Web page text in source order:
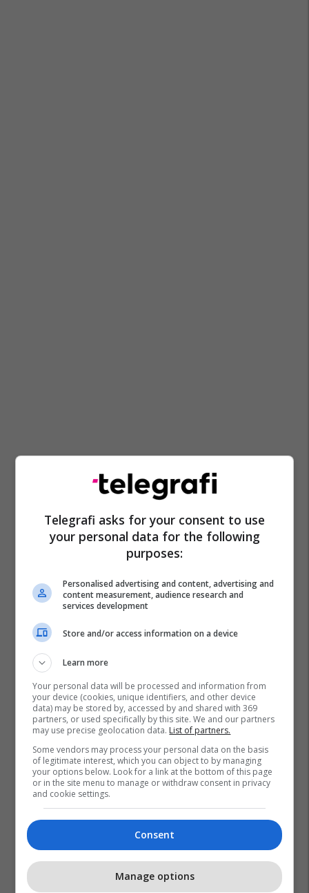
Sllobodan Radenkoviq
Gjykata Themelore E Prishtinës
Sulmi Ndaj Kfor-It
Video
Telegrafi asks for your consent to use
your personal data for the following
purposes:
Personalised advertising and content, advertising and
content measurement, audience research and
services development
Store and/or access information on a device
Learn more
Your personal data will be processed and information from
your device (cookies, unique identifiers, and other device
data) may be stored by, accessed by and shared with 369
partners, or used specifically by this site. We and our partners
may use precise geolocation data. List of partners.
Some vendors may process your personal data on the basis
of legitimate interest, which you can object to by managing
your options below. Look for a link at the bottom of this page
or in the site menu to manage or withdraw consent in privacy
and cookie settings.
Consent
Manage options